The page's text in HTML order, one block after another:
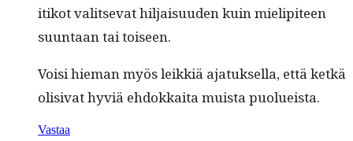
itikot val­it­se­vat hil­jaisu­u­den kuin mielip­i­teen
suun­taan tai toiseen.
Voisi hie­man myös leikkiä ajatuk­sel­la, että ketkä
oli­si­vat hyviä ehdokkai­ta muista puolueista.
Vastaa